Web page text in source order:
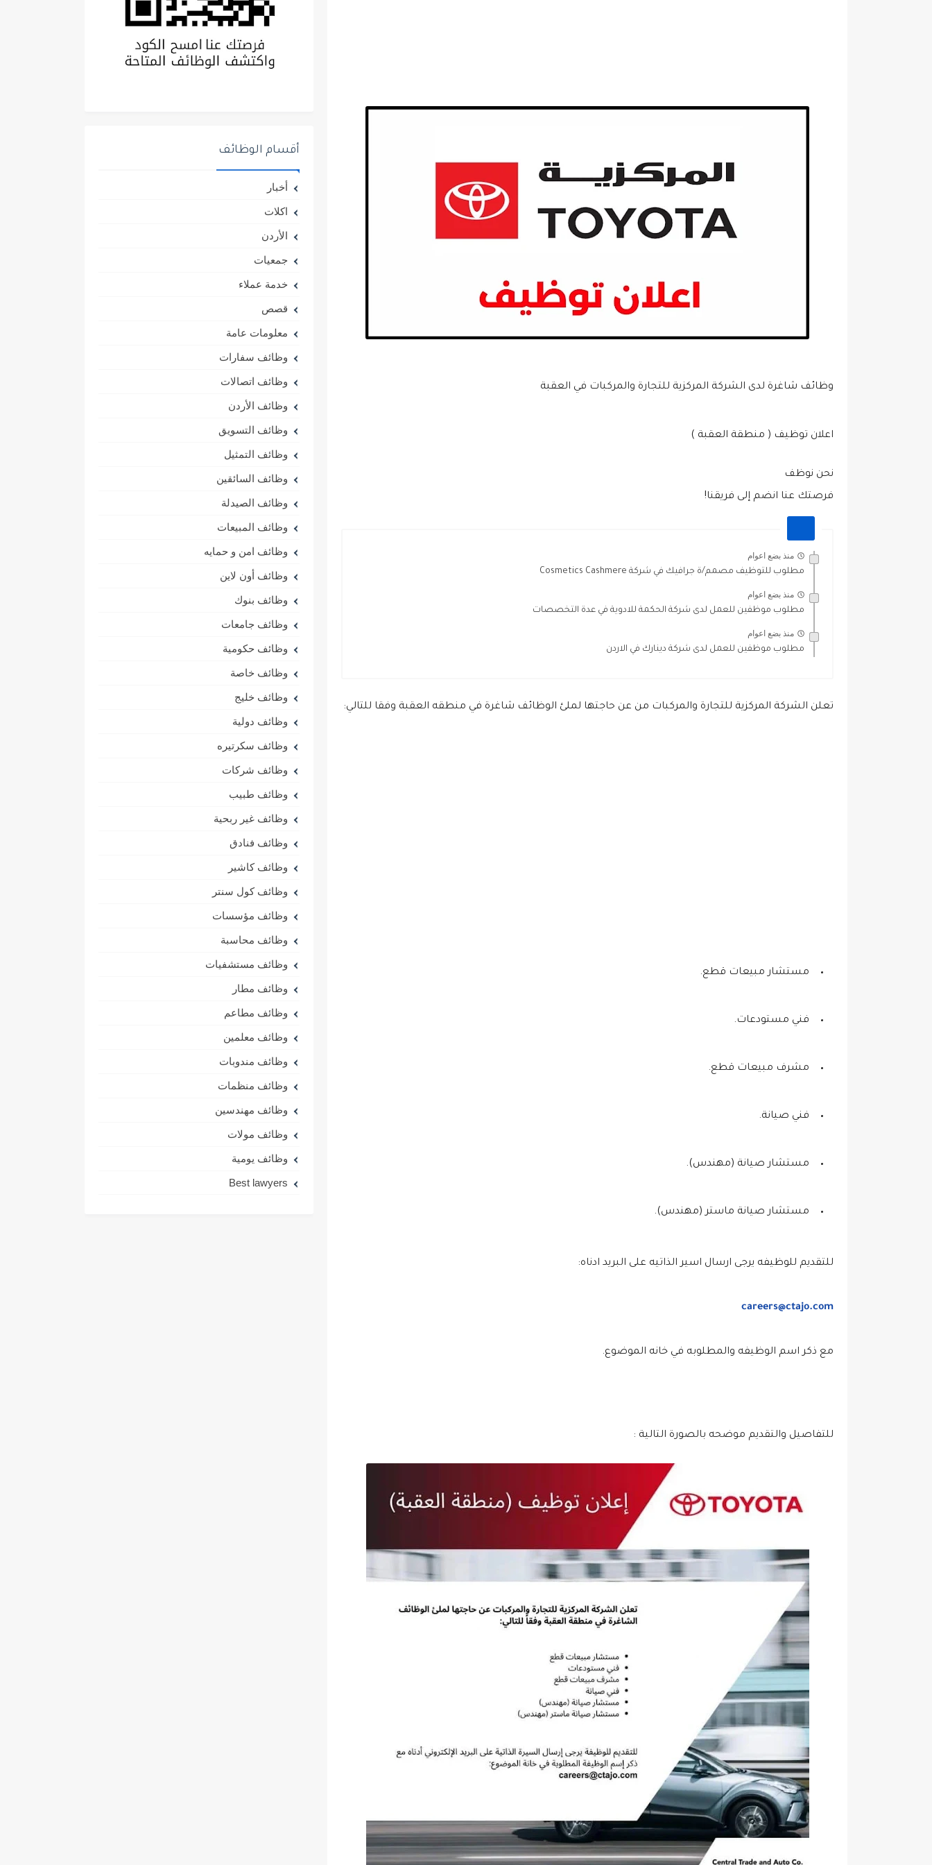
وظائف شاغرة لدى الشركة المركزية للتجارة والمركبات في العقبة
اعلان توظيف ( منطقة العقبة )
نحن نوظف
فرصتك عنا انضم إلى فريقنا!
منذ بضع اعوام
مطلوب للتوظيف مصمم/ة جرافيك في شركة Cosmetics Cashmere
منذ بضع اعوام
مطلوب موظفين للعمل لدى شركة الحكمة للادوية في عدة التخصصات
منذ بضع اعوام
مطلوب موظفين للعمل لدى شركة دينارك في الاردن
تعلن الشركة المركزية للتجارة والمركبات من عن حاجتها لملئ الوظائف شاغرة في منطقه العقبة وفقا للتالي:
مستشار مبيعات قطع.
فني مستودعات.
مشرف مبيعات قطع.
فني صيانة.
مستشار صيانة (مهندس).
مستشار صيانة ماستر (مهندس).
للتقديم للوظيفه يرجى ارسال اسير الذاتيه على البريد ادناه:
careers@ctajo.com
مع ذكر اسم الوظيفه والمطلوبه في خانه الموضوع.
للتفاصيل والتقديم موضحه بالصورة التالية :
أقسام الوظائف
أخبار
اكلات
الأردن
جمعيات
خدمة عملاء
قصص
معلومات عامة
وظائف سفارات
وظائف اتصالات
وظائف الأردن
وظائف التسويق
وظائف التمثيل
وظائف السائقين
وظائف الصيدلة
وظائف المبيعات
وظائف امن و حمايه
وظائف أون لاين
وظائف بنوك
وظائف جامعات
وظائف حكومية
وظائف خاصة
وظائف خليج
وظائف دولية
وظائف سكرتيره
وظائف شركات
وظائف طبيب
وظائف غير ربحية
وظائف فنادق
وظائف كاشير
وظائف كول سنتر
وظائف مؤسسات
وظائف محاسبة
وظائف مستشفيات
وظائف مطار
وظائف مطاعم
وظائف معلمين
وظائف مندوبات
وظائف منظمات
وظائف مهندسين
وظائف مولات
وظائف يومية
Best lawyers